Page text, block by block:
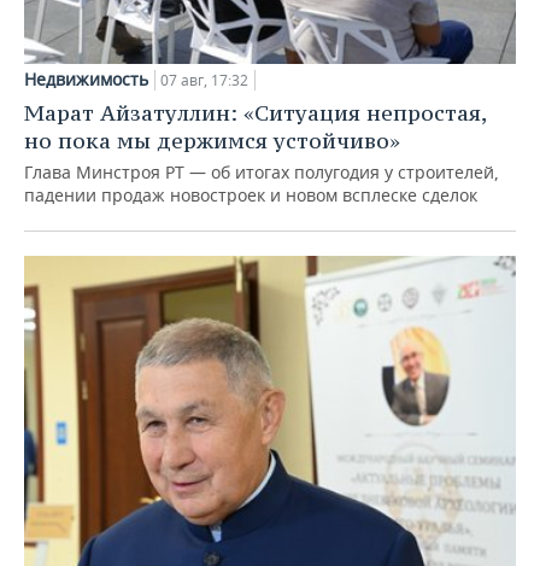
Недвижимость 07 авг, 17:32
Марат Айзатуллин: «Ситуация непростая,
но пока мы держимся устойчиво»
Глава Минстроя РТ — об итогах полугодия у строителей,
падении продаж новостроек и новом всплеске сделок